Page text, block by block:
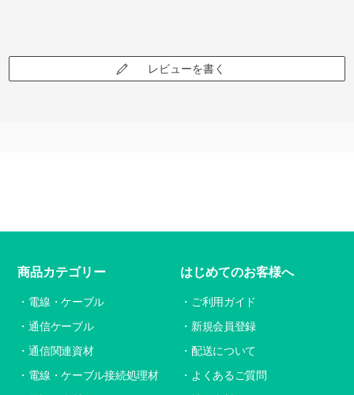
レビューを書く
商品カテゴリー
電線・ケーブル
通信ケーブル
通信関連資材
電線・ケーブル接続処理材
はじめてのお客様へ
ご利用ガイド
新規会員登録
配送について
よくあるご質問